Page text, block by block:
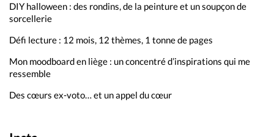
DIY halloween : des rondins, de la peinture et un soupçon de
sorcellerie
Défi lecture : 12 mois, 12 thèmes, 1 tonne de pages
Mon moodboard en liège : un concentré d’inspirations qui me
ressemble
Des cœurs ex-voto… et un appel du cœur